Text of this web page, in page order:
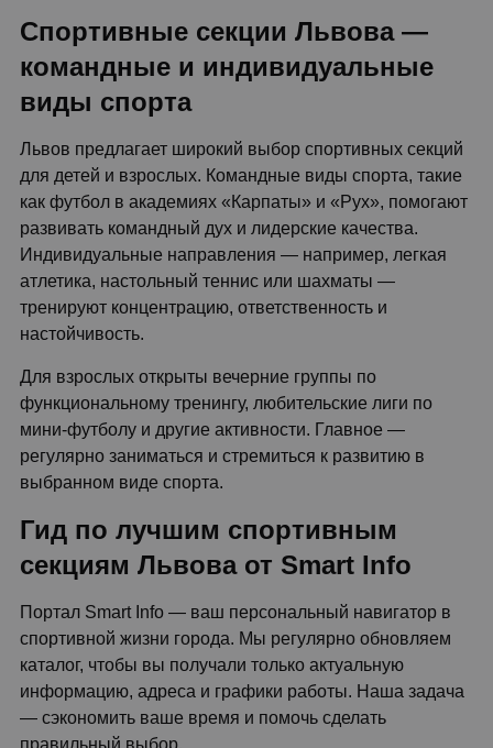
Спортивные секции Львова —
командные и индивидуальные
виды спорта
Львов предлагает широкий выбор спортивных секций
для детей и взрослых. Командные виды спорта, такие
как футбол в академиях «Карпаты» и «Рух», помогают
развивать командный дух и лидерские качества.
Индивидуальные направления — например, легкая
атлетика, настольный теннис или шахматы —
тренируют концентрацию, ответственность и
настойчивость.
Для взрослых открыты вечерние группы по
функциональному тренингу, любительские лиги по
мини-футболу и другие активности. Главное —
регулярно заниматься и стремиться к развитию в
выбранном виде спорта.
Гид по лучшим спортивным
секциям Львова от Smart Info
Портал Smart Info — ваш персональный навигатор в
спортивной жизни города. Мы регулярно обновляем
каталог, чтобы вы получали только актуальную
информацию, адреса и графики работы. Наша задача
— сэкономить ваше время и помочь сделать
правильный выбор.